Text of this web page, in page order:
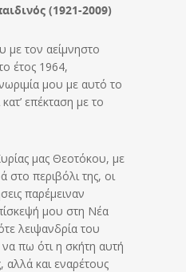
(1921-2009)
με τον αείμνηστο
έτος 1964,
μου με αυτό το
επέκταση με το
μας Θεοτόκου, με
περιβόλι της, οι
παρέμειναν
μου στη Νέα
λειψανδρία του
πω ότι η σκήτη αυτή
και εναρέτους